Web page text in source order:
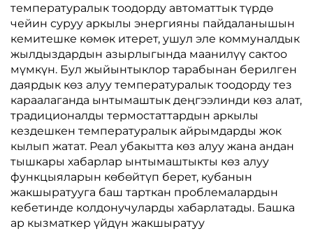
температуралык тоодорду автоматтык түрдө
чейин суруу аркылы энергияны пайдаланышын
кемитешке көмөк итерет, ушул эле коммуналдык
жылдыздардын азырлыгында маанилүү сактоо
мүмкүн. Бул жыйынтыклор тарабынан берилген
даярдык көз алуу температуралык тоодорду тез
караалаганда ынтымаштык деңгээлинди көз алат,
традиционалды термостаттардын аркылы
кездешкен температуралык айрымдарды жок
кылып жатат. Реал убакытта көз алуу жана андан
тышкары хабарлар ынтымаштыкты көз алуу
функцыяларын көбөйтүп берет, кубанын
жакшыратууга баш тарткан проблемалардын
кебетинде колдонучуларды хабарлатады. Башка
ар кызматкер үйдүн жакшыратуу